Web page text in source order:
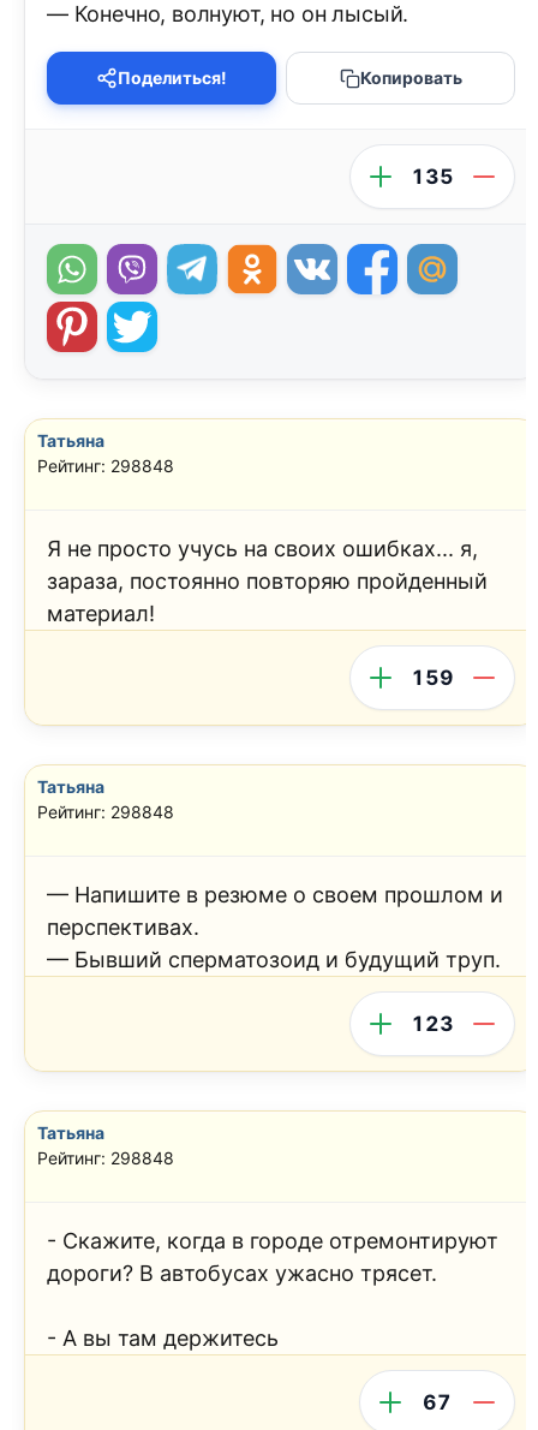
— Конечно, волнуют, но он лысый.
Поделиться! Копировать
135
Татьяна
Рейтинг: 298848
Я не просто учусь на своих ошибках... я,
зараза, постоянно повторяю пройденный
материал!
159
Татьяна
Рейтинг: 298848
— Напишите в резюме о своем прошлом и
перспективах.
— Бывший сперматозоид и будущий труп.
123
Татьяна
Рейтинг: 298848
- Скажите, когда в городе отремонтируют
дороги? В автобусах ужасно трясет.
- А вы там держитесь
67